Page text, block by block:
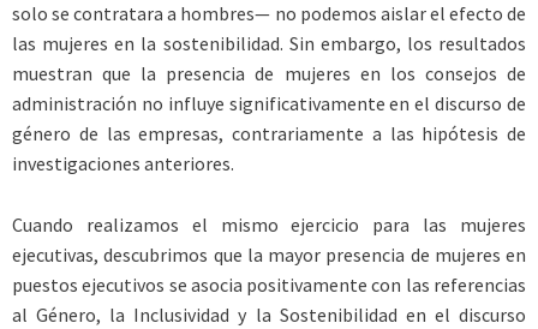
solo se contratara a hombres— no podemos aislar el efecto de
las mujeres en la sostenibilidad. Sin embargo, los resultados
muestran que la presencia de mujeres en los consejos de
administración no influye significativamente en el discurso de
género de las empresas, contrariamente a las hipótesis de
investigaciones anteriores.
Cuando realizamos el mismo ejercicio para las mujeres
ejecutivas, descubrimos que la mayor presencia de mujeres en
puestos ejecutivos se asocia positivamente con las referencias
al Género, la Inclusividad y la Sostenibilidad en el discurso